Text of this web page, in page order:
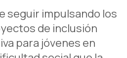
seguir impulsando los
de inclusión
para jóvenes en